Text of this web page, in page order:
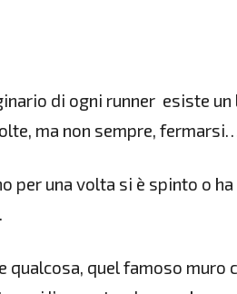
di ogni runner esiste
ma non sempre,
per una volta si è spinto o
qualcosa, quel famoso muro